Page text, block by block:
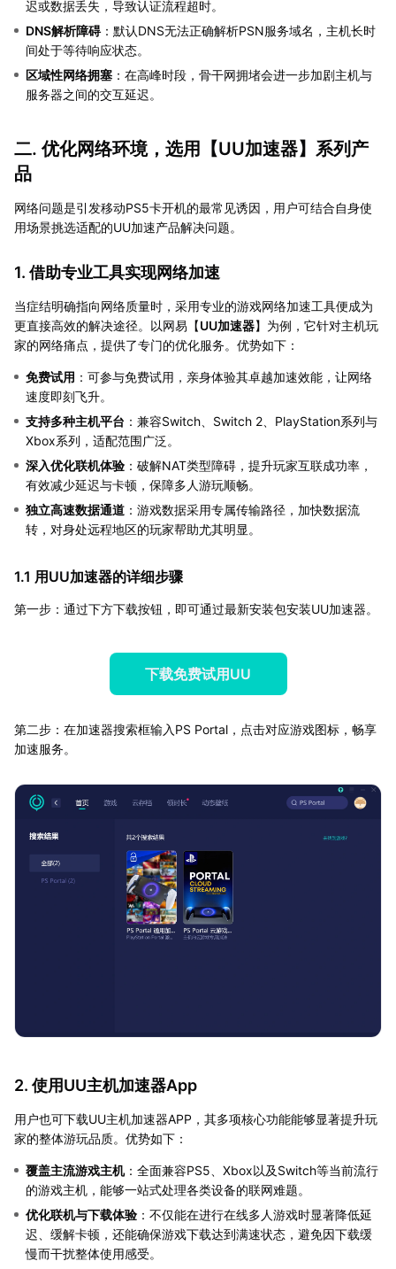
迟或数据丢失，导致认证流程超时。
DNS解析障碍：默认DNS无法正确解析PSN服务域名，主机长时
间处于等待响应状态。
区域性网络拥塞 ：在高峰时段，骨干网拥堵会进一步加剧主机与
服务器之间的交互延迟。
二. 优化网络环境，选用【UU加速器】系列产
品
网络问题是引发移动PS5卡开机的最常见诱因，用户可结合自身使
用场景挑选适配的UU加速产品解决问题。
1. 借助专业工具实现网络加速
当症结明确指向网络质量时，采用专业的游戏网络加速工具便成为
更直接高效的解决途径。以网易【UU加速器】为例，它针对主机玩
家的网络痛点，提供了专门的优化服务。优势如下：
免费试用 ：可参与免费试用，亲身体验其卓越加速效能，让网络
速度即刻飞升。
支持多种主机平台 ：兼容Switch、Switch 2、PlayStation系列与
Xbox系列，适配范围广泛。
深入优化联机体验 ：破解NAT类型障碍，提升玩家互联成功率，
有效减少延迟与卡顿，保障多人游玩顺畅。
独立高速数据通道 ：游戏数据采用专属传输路径，加快数据流
转，对身处远程地区的玩家帮助尤其明显。
1.1 用UU加速器的详细步骤
第一步：通过下方下载按钮，即可通过最新安装包安装UU加速器。
下载免费试用UU
第二步：在加速器搜索框输入PS Portal，点击对应游戏图标，畅享
加速服务。
2. 使用UU主机加速器App
用户也可下载UU主机加速器APP，其多项核心功能能够显著提升玩
家的整体游玩品质。优势如下：
覆盖主流游戏主机：全面兼容PS5、Xbox以及Switch等当前流行
的游戏主机，能够一站式处理各类设备的联网难题。
优化联机与下载体验 ：不仅能在进行在线多人游戏时显著降低延
迟、缓解卡顿，还能确保游戏下载达到满速状态，避免因下载缓
慢而干扰整体使用感受。